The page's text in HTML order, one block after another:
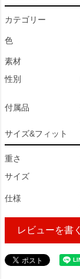
カテゴリー
色
素材
性別
付属品
サイズ&フィット
重さ
サイズ
仕様
レビューを書く